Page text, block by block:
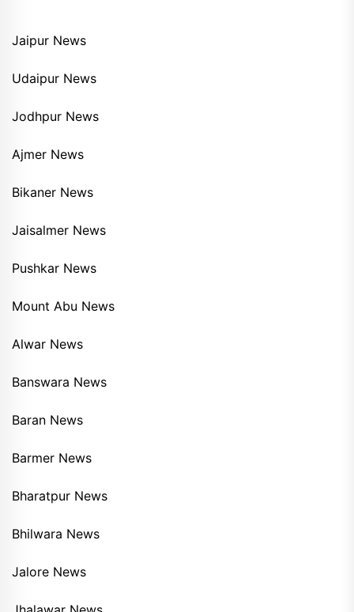
Jaipur News
Udaipur News
Jodhpur News
Ajmer News
Bikaner News
Jaisalmer News
Pushkar News
Mount Abu News
Alwar News
Banswara News
Baran News
Barmer News
Bharatpur News
Bhilwara News
Jalore News